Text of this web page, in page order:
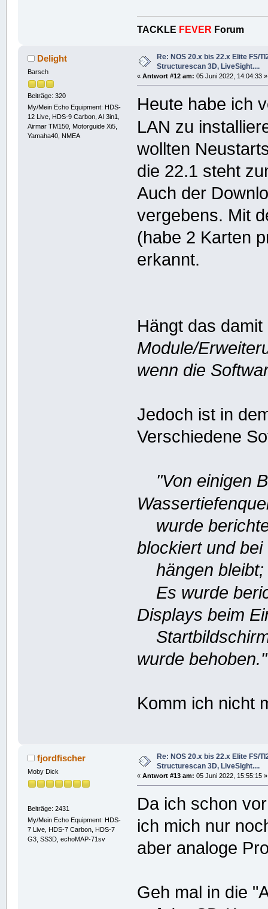
TACKLE FEVER Forum
Delight
Barsch
Beiträge: 320
My/Mein Echo Equipment: HDS-
12 Live, HDS-9 Carbon, AI 3in1,
Airmar TM150, Motorguide Xi5,
Yamaha40, NMEA
Re: NOS 20.x bis 22.x Elite FS/
Structurescan 3D, LiveSight....
«Antwort #12 am: 05 Juni 2022, 14:04:33 »
Heute habe ich
LAN zu
wollten
die 22.1 steht
Auch der
vergebens. Mit
(habe 2 Karten
erkannt.
Hängt das
Module/
wenn die
Jedoch ist in
Verschiedene
"Von einigen
wurde
blockiert und
hängen bleibt;
Es wurde
Displays beim
wurde behoben."
Komm ich nicht
fjordfischer
Moby Dick
Beiträge: 2431
My/Mein Echo Equipment: HDS-
7 Live, HDS-7 Carbon, HDS-7
G3, SS3D, echoMAP-71sv
Re: NOS 20.x bis 22.x Elite FS/
Structurescan 3D, LiveSight....
«Antwort #13 am: 05 Juni 2022, 15:55:15 »
Da ich schon
ich mich nur
aber analoge
Geh mal in die